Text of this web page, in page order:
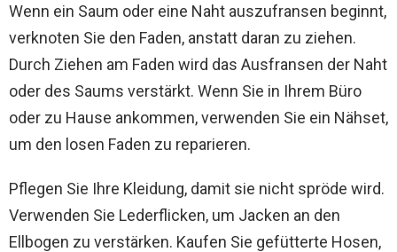
Wenn ein Saum oder eine Naht auszufransen beginnt,
verknoten Sie den Faden, anstatt daran zu ziehen.
Durch Ziehen am Faden wird das Ausfransen der Naht
oder des Saums verstärkt. Wenn Sie in Ihrem Büro
oder zu Hause ankommen, verwenden Sie ein Nähset,
um den losen Faden zu reparieren.
Pflegen Sie Ihre Kleidung, damit sie nicht spröde wird.
Verwenden Sie Lederflicken, um Jacken an den
Ellbogen zu verstärken. Kaufen Sie gefütterte Hosen,